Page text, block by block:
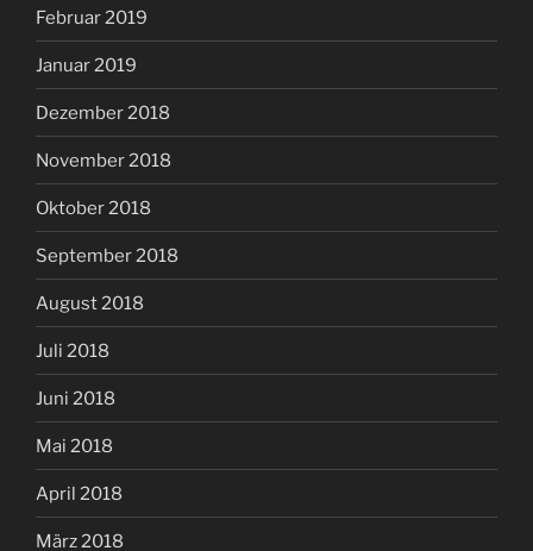
Februar 2019
Januar 2019
Dezember 2018
November 2018
Oktober 2018
September 2018
August 2018
Juli 2018
Juni 2018
Mai 2018
April 2018
März 2018